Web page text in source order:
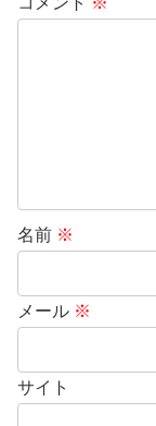
名前 ※
メール ※
サイト